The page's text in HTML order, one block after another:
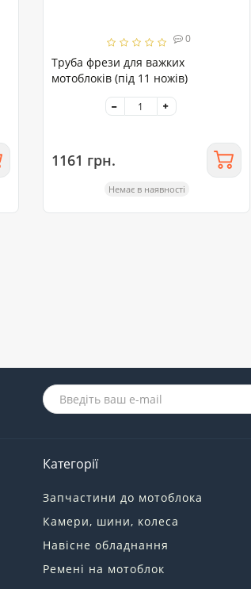
0
Труба фрези для важких
мотоблоків (під 11 ножів)
1161 грн.
Немає в наявності
Категорії
Запчастини до мотоблока
Камери, шини, колеса
Навісне обладнання
Ремені на мотоблок